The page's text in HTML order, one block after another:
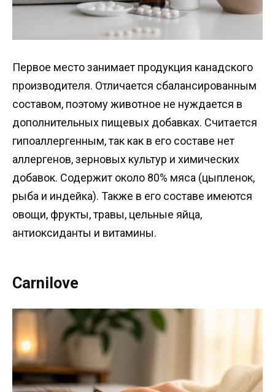
Первое место занимает продукция канадского
производителя. Отличается сбалансированным
составом, поэтому животное не нуждается в
дополнительных пищевых добавках. Считается
гипоаллергенным, так как в его составе нет
аллергенов, зерновых культур и химических
добавок. Содержит около 80% мяса (цыпленок,
рыба и индейка). Также в его составе имеются
овощи, фрукты, травы, цельные яйца,
антиоксиданты и витамины.
Carnilove